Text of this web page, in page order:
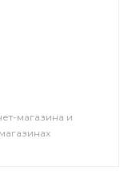
магазина и